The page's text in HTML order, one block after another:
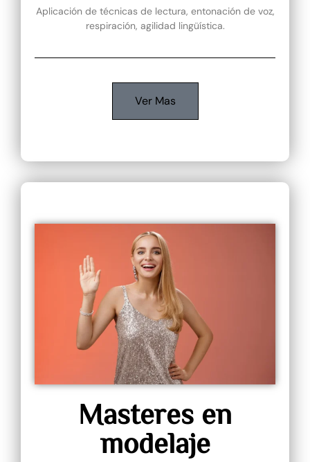
Aplicación de técnicas de lectura, entonación de voz,
respiración, agilidad lingüística.
Ver Mas
Masteres en
modelaje